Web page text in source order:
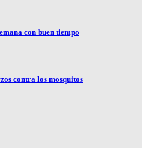
con buen tiempo
contra los mosquitos